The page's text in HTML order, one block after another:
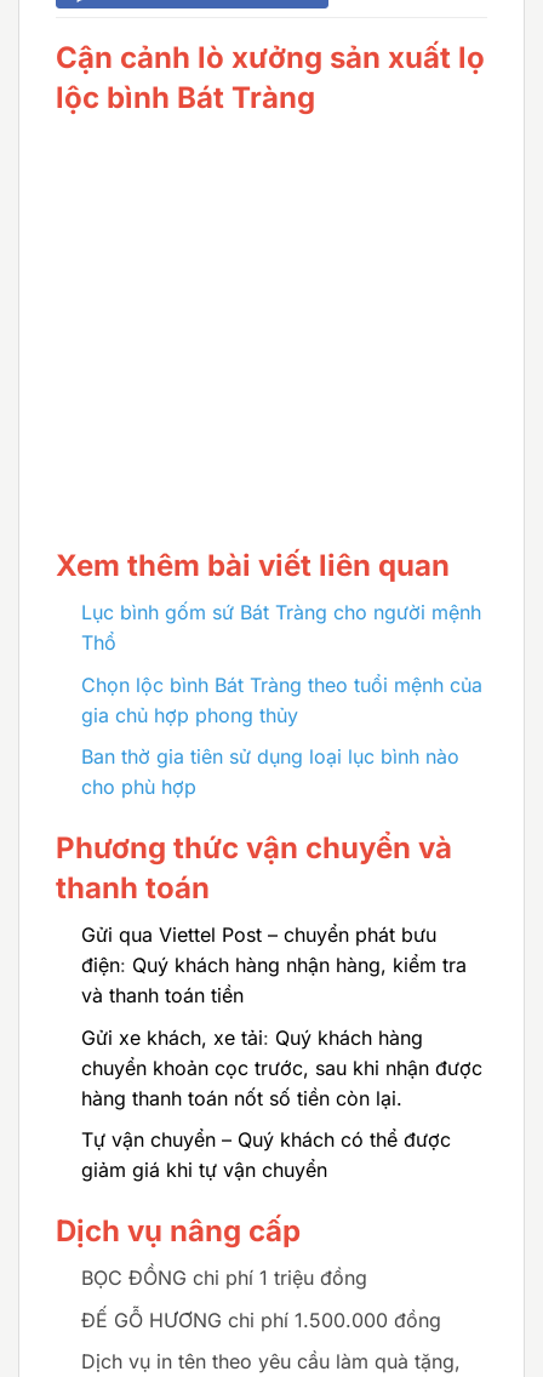
Cận cảnh lò xưởng sản xuất lọ
lộc bình Bát Tràng
Xem thêm bài viết liên quan
Lục bình gốm sứ Bát Tràng cho người mệnh
Thổ
Chọn lộc bình Bát Tràng theo tuổi mệnh của
gia chủ hợp phong thủy
Ban thờ gia tiên sử dụng loại lục bình nào
cho phù hợp
Phương thức vận chuyển và
thanh toán
Gửi qua Viettel Post – chuyển phát bưu
điện: Quý khách hàng nhận hàng, kiểm tra
và thanh toán tiền
Gửi xe khách, xe tải: Quý khách hàng
chuyển khoản cọc trước, sau khi nhận được
hàng thanh toán nốt số tiền còn lại.
Tự vận chuyển – Quý khách có thể được
giảm giá khi tự vận chuyển
Dịch vụ nâng cấp
BỌC ĐỒNG chi phí 1 triệu đồng
ĐẾ GỖ HƯƠNG chi phí 1.500.000 đồng
Dịch vụ in tên theo yêu cầu làm quà tặng,